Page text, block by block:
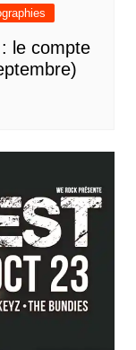
le compte